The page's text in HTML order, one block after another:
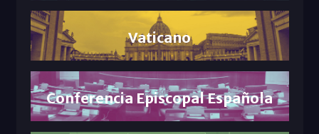
Vaticano
Conferencia Episcopal Española